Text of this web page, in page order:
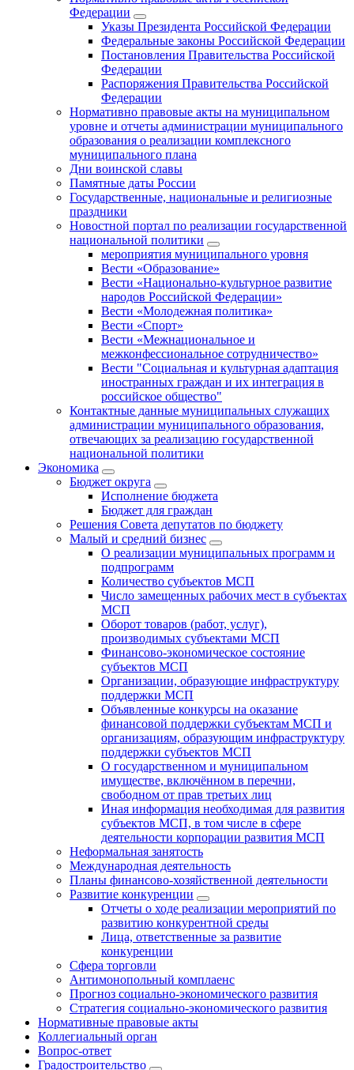
Федерации
Указы Президента Российской Федерации
Федеральные законы Российской Федерации
Постановления Правительства Российской
Федерации
Распоряжения Правительства Российской
Федерации
Нормативно правовые акты на муниципальном
уровне и отчеты администрации муниципального
образования о реализации комплексного
муниципального плана
Дни воинской славы
Памятные даты России
Государственные, национальные и религиозные
праздники
Новостной портал по реализации государственной
национальной политики
мероприятия муниципального уровня
Вести «Образование»
Вести «Национально-культурное развитие
народов Российской Федерации»
Вести «Молодежная политика»
Вести «Спорт»
Вести «Межнациональное и
межконфессиональное сотрудничество»
Вести "Социальная и культурная адаптация
иностранных граждан и их интеграция в
российское общество"
Контактные данные муниципальных служащих
администрации муниципального образования,
отвечающих за реализацию государственной
национальной политики
Экономика
Бюджет округa
Исполнение бюджета
Бюджет для граждан
Решения Совета депутатов по бюджету
Малый и средний бизнес
О реализации муниципальных программ и
подпрограмм
Количество субъектов МСП
Число замещенных рабочих мест в субъектах
МСП
Оборот товаров (работ, услуг),
производимых субъектами МСП
Финансово-экономическое состояние
субъектов МСП
Организации, образующие инфраструктуру
поддержки МСП
Объявленные конкурсы на оказание
финансовой поддержки субъектам МСП и
организациям, образующим инфраструктуру
поддержки субъектов МСП
О государственном и муниципальном
имуществе, включённом в перечни,
свободном от прав третьих лиц
Иная информация необходимая для развития
субъектов МСП, в том числе в сфере
деятельности корпорации развития МСП
Неформальная занятость
Международная деятельность
Планы финансово-хозяйственной деятельности
Развитие конкуренции
Отчеты о ходе реализации мероприятий по
развитию конкурентной среды
Лица, ответственные за развитие
конкуренции
Сфера торговли
Антимонопольный комплаенс
Прогноз социально-экономического развития
Стратегия социально-экономического развития
Нормативные правовые акты
Коллегиальный орган
Вопрос-ответ
Градостроительство